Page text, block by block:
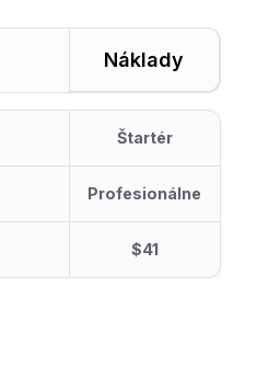
Náklady
Štartér
Profesionálne
$41